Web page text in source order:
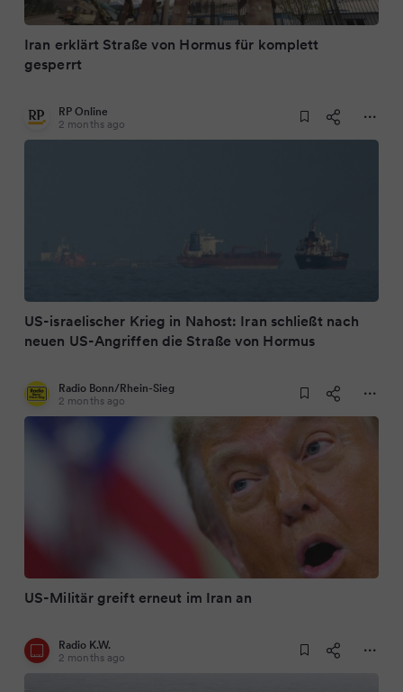
Iran erklärt Straße von Hormus für komplett
gesperrt
RP Online
2 months ago
US-israelischer Krieg in Nahost: Iran schließt nach
neuen US-Angriffen die Straße von Hormus
Radio Bonn/Rhein-Sieg
2 months ago
US-Militär greift erneut im Iran an
Radio K.W.
2 months ago